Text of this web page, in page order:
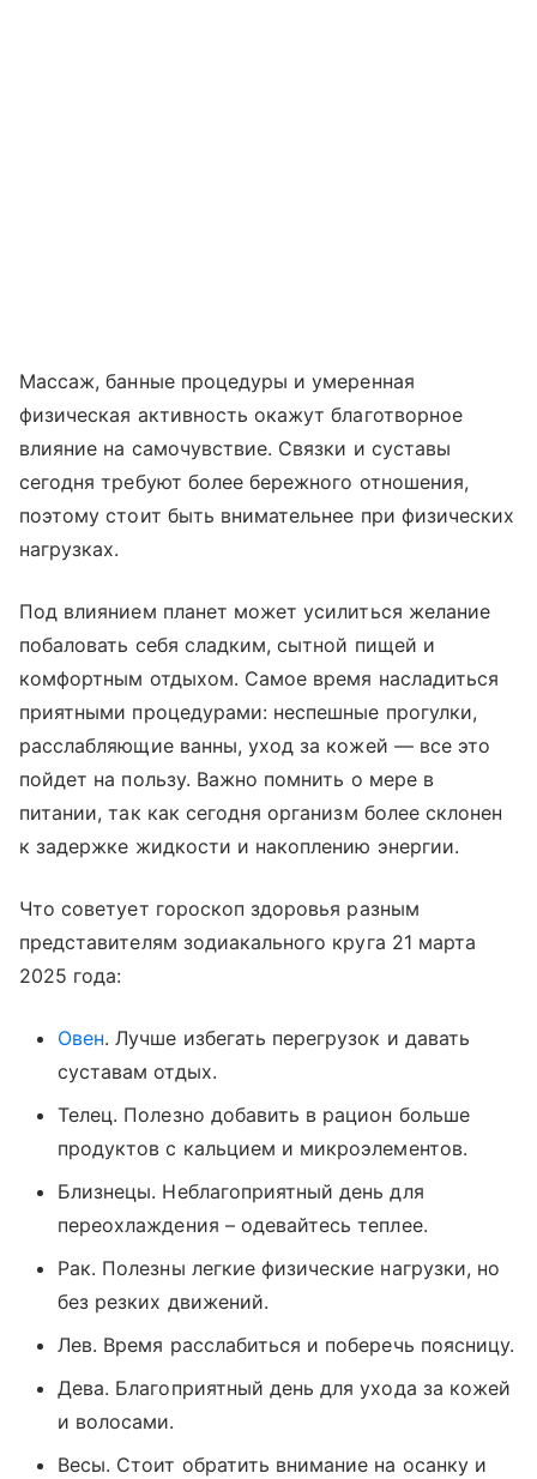
Массаж, банные процедуры и умеренная
физическая активность окажут благотворное
влияние на самочувствие. Связки и суставы
сегодня требуют более бережного отношения,
поэтому стоит быть внимательнее при физических
нагрузках.
Под влиянием планет может усилиться желание
побаловать себя сладким, сытной пищей и
комфортным отдыхом. Самое время насладиться
приятными процедурами: неспешные прогулки,
расслабляющие ванны, уход за кожей — все это
пойдет на пользу. Важно помнить о мере в
питании, так как сегодня организм более склонен
к задержке жидкости и накоплению энергии.
Что советует гороскоп здоровья разным
представителям зодиакального круга 21 марта
2025 года:
Овен. Лучше избегать перегрузок и давать
суставам отдых.
Телец. Полезно добавить в рацион больше
продуктов с кальцием и микроэлементов.
Близнецы. Неблагоприятный день для
переохлаждения – одевайтесь теплее.
Рак. Полезны легкие физические нагрузки, но
без резких движений.
Лев. Время расслабиться и поберечь поясницу.
Дева. Благоприятный день для ухода за кожей
и волосами.
Весы. Стоит обратить внимание на осанку и